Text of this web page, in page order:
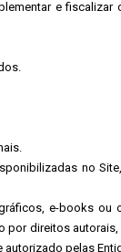
e fiscalizar
no
e-books ou
por direitos
pelas